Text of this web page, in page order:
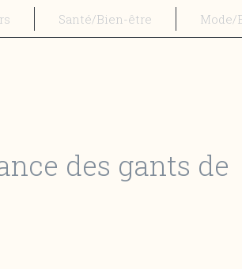
Santé/Bien-être Mode/
des gants de